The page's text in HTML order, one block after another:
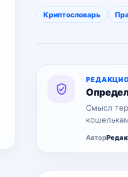
Криптословарь
Смысл
Автор